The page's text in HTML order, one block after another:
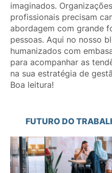
imaginados.
profissionais precisam
abordagem com grande
pessoas. Aqui no nosso
humanizados com
para acompanhar as
na sua estratégia de
Boa leitura!
FUTURO DO